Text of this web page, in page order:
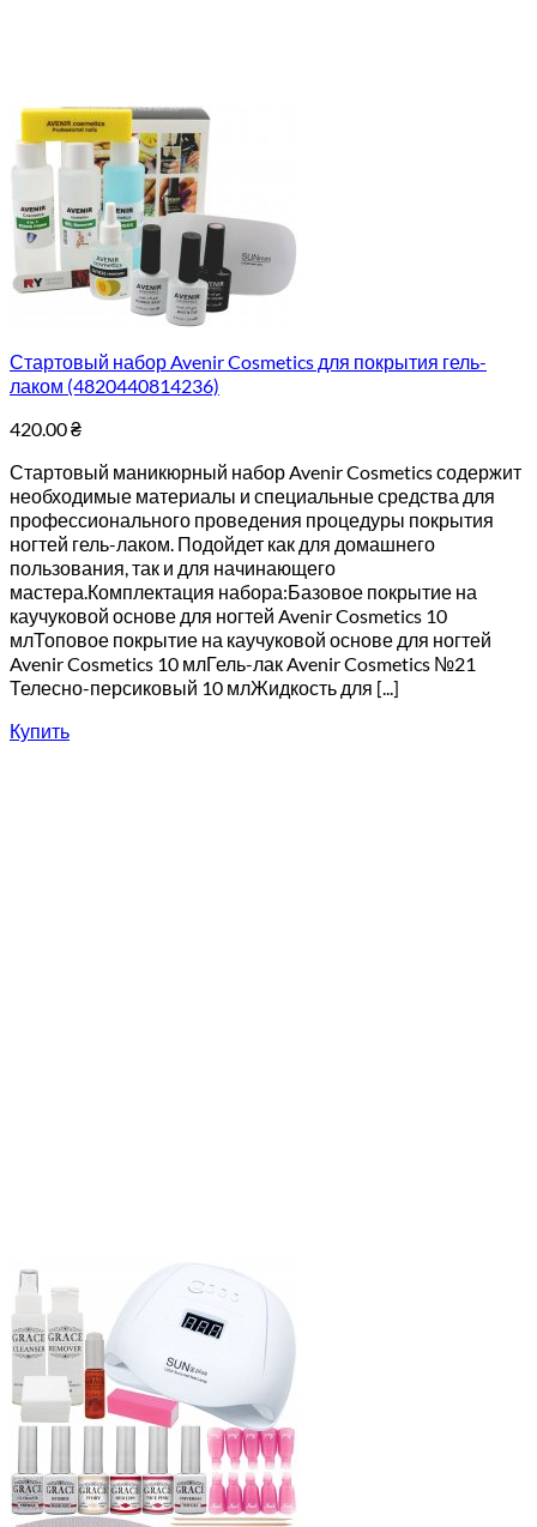
Стартовый набор Avenir Cosmetics для покрытия гель-
лаком (4820440814236)
420.00₴
Стартовый маникюрный набор Avenir Cosmetics содержит
необходимые материалы и специальные средства для
профессионального проведения процедуры покрытия
ногтей гель-лаком. Подойдет как для домашнего
пользования, так и для начинающего
мастера.Комплектация набора:Базовое покрытие на
каучуковой основе для ногтей Avenir Cosmetics 10
млТоповое покрытие на каучуковой основе для ногтей
Avenir Cosmetics 10 млГель-лак Avenir Cosmetics №21
Телесно-персиковый 10 млЖидкость для [...]
Купить